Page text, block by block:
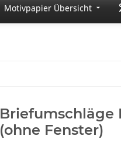
Motivpapier Übersicht
Briefumschläge
(ohne Fenster)